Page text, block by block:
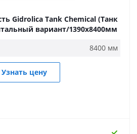
Gidrolica Tank Chemical (Танк
вариант/1390х8400мм
8400 мм
Узнать цену